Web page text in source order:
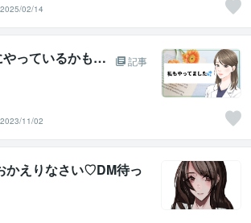
2025/02/14
やっているかも…
記事
2023/11/02
かえりなさい♡DM待っ